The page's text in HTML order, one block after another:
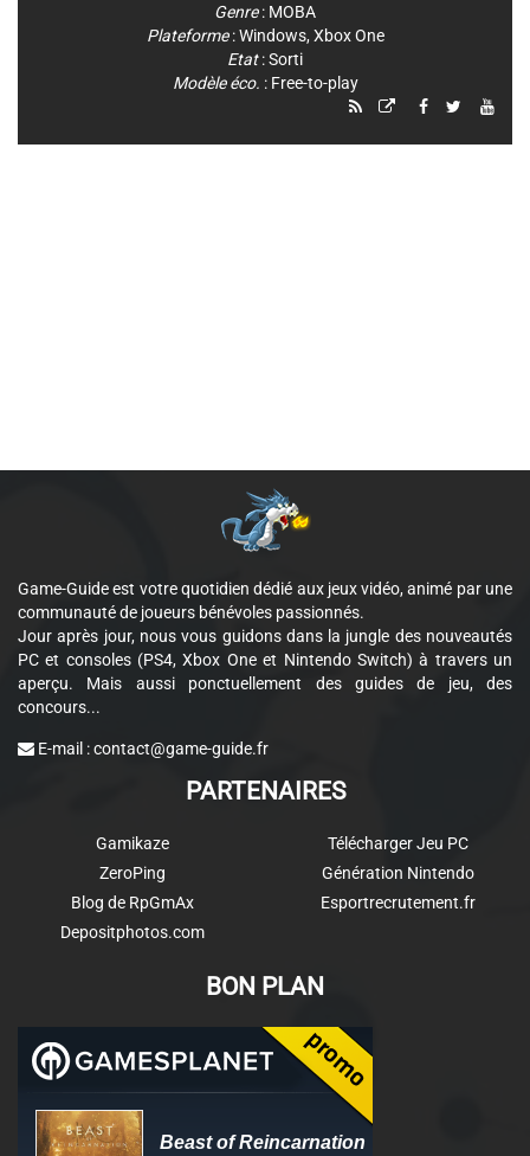
Genre: MOBA
Plateforme:Windows, Xbox One
Etat: Sorti
Modèle éco. : Free-to-play
Game-Guide est votre quotidien dédié aux jeux vidéo, animé par une
communauté de joueurs bénévoles passionnés.
Jour après jour, nous vous guidons dans la jungle des nouveautés
PC et consoles (PS4, Xbox One et Nintendo Switch) à travers un
aperçu. Mais aussi ponctuellement des guides de jeu, des
concours...
E-mail :contact@game-guide.fr
PARTENAIRES
Gamikaze
ZeroPing
Blog de RpGmAx
Depositphotos.com
Télécharger Jeu PC
Génération Nintendo
Esportrecrutement.fr
BON PLAN